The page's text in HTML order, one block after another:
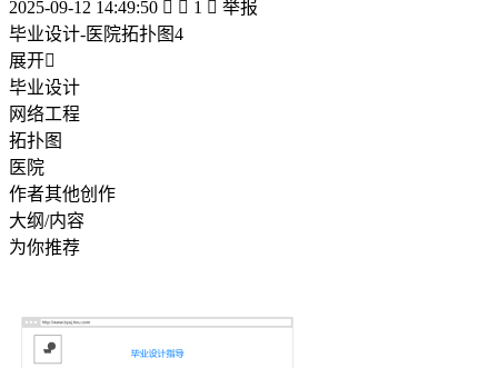
2025-09-12 14:49:50   1  举报
毕业设计-医院拓扑图4
展开
毕业设计
网络工程
拓扑图
医院
作者其他创作
大纲/内容
为你推荐